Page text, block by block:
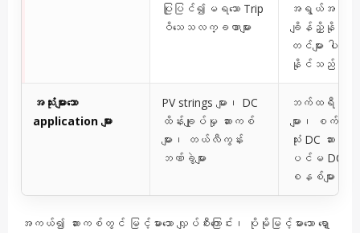
ပြုပြင်၍မရသော Trip
ဝိသေသလက္ခဏာများ
အရွယ်အစားမျ
ချိန်ညှိနိုင်သေ
တင်များ ပါဝင်
နိုင်သည်
အသုံးများသော
application များ
PV strings များ၊ DC
ထိန်းချုပ်မှု ဆားကစ်
များ၊ တယ်လီကွန်း
ဘဏ်ခွဲများ
ဘက်ထရီ ပေး
များ၊ စက်မှု
သုံး DC ဆားကစ်
ပင်မ DC ဖြ
စနစ်များ
အကယ်၍ ဆားကစ်တွင် မြင့်မားသော လျှပ်စီးကြောင်း၊ ပိုမိုမြင့်မားသော ရှော့